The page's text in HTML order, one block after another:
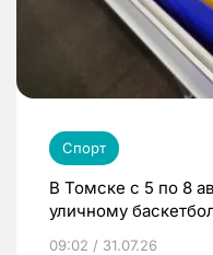
Спорт
В Томске с 5 по 8
уличному
09:02 / 31.07.26